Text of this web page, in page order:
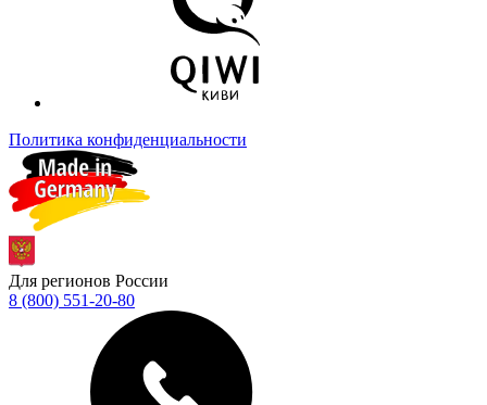
Политика конфиденциальности
Для регионов России
8 (800) 551-20-80